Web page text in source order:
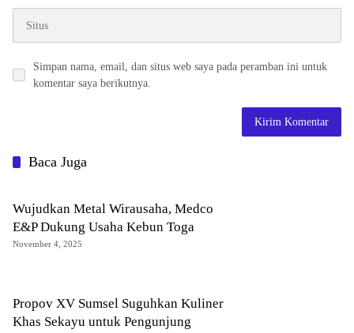
Simpan nama, email, dan situs web saya pada peramban ini untuk
komentar saya berikutnya.
Baca Juga
Wujudkan Metal Wirausaha, Medco
E&P Dukung Usaha Kebun Toga
November 4, 2025
Propov XV Sumsel Suguhkan Kuliner
Khas Sekayu untuk Pengunjung